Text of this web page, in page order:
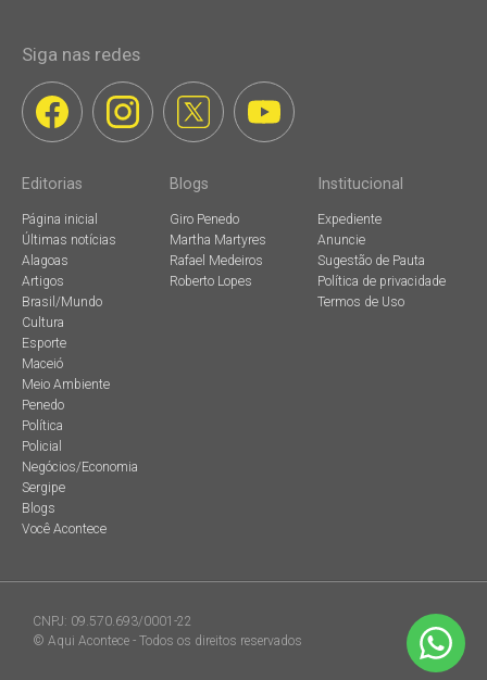
Siga nas redes
Editorias
Página inicial
Últimas notícias
Alagoas
Artigos
Brasil/Mundo
Cultura
Esporte
Maceió
Meio Ambiente
Penedo
Política
Policial
Negócios/Economia
Sergipe
Blogs
Você Acontece
Blogs
Giro Penedo
Martha Martyres
Rafael Medeiros
Roberto Lopes
Institucional
Expediente
Anuncie
Sugestão de Pauta
Política de privacidade
Termos de Uso
CNPJ: 09.570.693/0001-22
© Aqui Acontece - Todos os direitos reservados